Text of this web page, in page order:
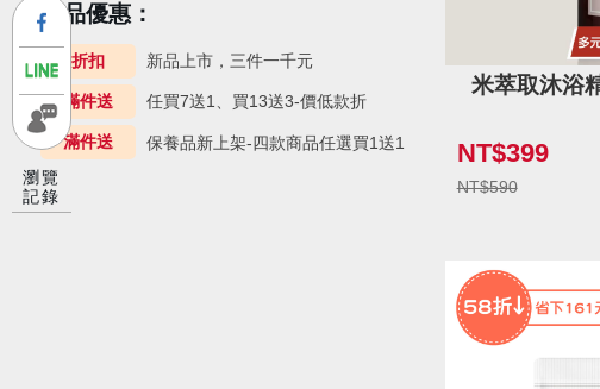
商品優惠：
折扣 新品上市，三件一千元
滿件送 任買7送1、買13送3-價低款折
滿件送 保養品新上架-四款商品任選買1送1
米萃取沐浴
NT$399
NT$590
瀏覽
記錄